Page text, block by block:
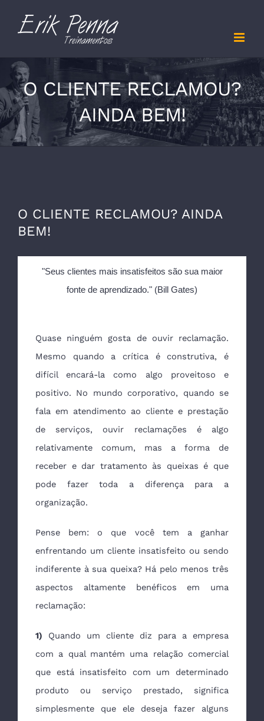
O CLIENTE RECLAMOU?
AINDA BEM!
O CLIENTE RECLAMOU? AINDA
BEM!
"Seus clientes mais insatisfeitos são sua maior
fonte de aprendizado." (Bill Gates)
Quase ninguém gosta de ouvir reclamação.
Mesmo quando a crítica é construtiva, é
difícil encará-la como algo proveitoso e
positivo. No mundo corporativo, quando se
fala em atendimento ao cliente e prestação
de serviços, ouvir reclamações é algo
relativamente comum, mas a forma de
receber e dar tratamento às queixas é que
pode fazer toda a diferença para a
organização.
Pense bem: o que você tem a ganhar
enfrentando um cliente insatisfeito ou sendo
indiferente à sua queixa? Há pelo menos três
aspectos altamente benéficos em uma
reclamação:
1) Quando um cliente diz para a empresa
com a qual mantém uma relação comercial
que está insatisfeito com um determinado
produto ou serviço prestado, significa
simplesmente que ele deseja fazer alguns